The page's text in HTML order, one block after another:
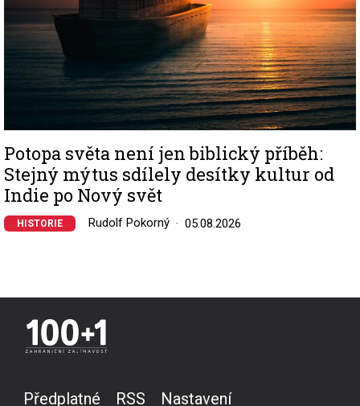
Potopa světa není jen biblický příběh:
Stejný mýtus sdílely desítky kultur od
Indie po Nový svět
HISTORIE Rudolf Pokorný 05.08.2026
Předplatné RSS Nastavení